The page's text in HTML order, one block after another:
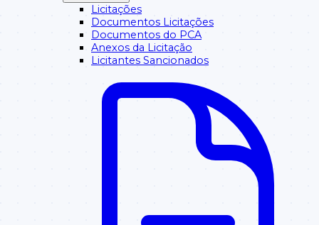
Licitações
Documentos Licitações
Documentos do PCA
Anexos da Licitação
Licitantes Sancionados